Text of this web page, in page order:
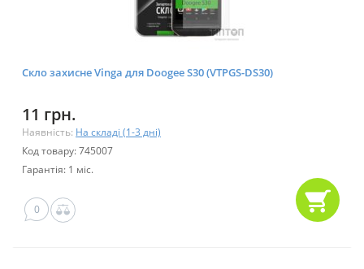
Скло захисне Vinga для Doogee S30 (VTPGS-DS30)
11 грн.
Наявність: На складі (1-3 дні)
Код товару: 745007
Гарантія: 1 міс.
0